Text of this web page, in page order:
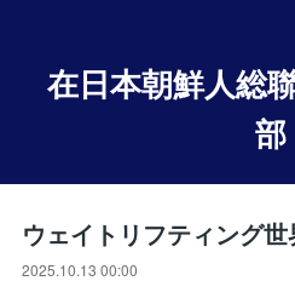
在日本朝鮮人総
部
ウェイトリフティング世
2025.10.13 00:00